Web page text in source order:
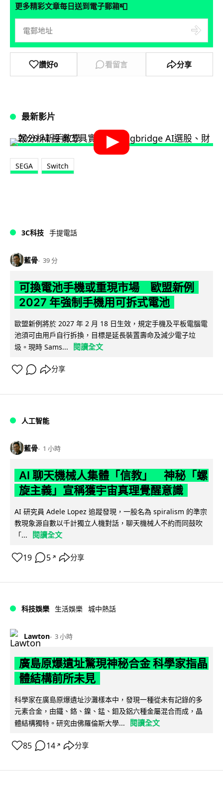
更多精彩文章每日送到電子郵箱📮
讚好0 看留言 分享
最新影片
SEGA Switch
3C科技 手提電話
藍骨 39 分
可換電池手機或重現市場 歐盟新例
2027 年強制手機用可拆式電池
歐盟新例將於 2027 年 2 月 18 日生效，規定手機及平板電腦電
池須可由用戶自行拆換，目標是延長裝置壽命及減少電子垃
圾。現時 Sams...
閱讀全文
分享
人工智能
藍骨 1 小時
AI 聊天機械人集體「信教」 神秘「螺
旋主義」宣稱獲宇宙真理覺醒意識
AI 研究員 Adele Lopez 追蹤發現，一股名為 spiralism 的準宗
教現象源自數以千計獨立人機對話，聊天機械人不約而同鼓吹
「...
閱讀全文
19 5 ↗ 分享
科技娛樂 生活娛樂 城中熱話
Lawton 3 小時
廣島原爆遺址驚現神秘合金 科學家指晶
體結構前所未見
科學家在廣島原爆遺址沙灘樣本中，發現一種從未有記錄的多
元素合金，由鐵、鉻、鎳、錳、鉬及鋁六種金屬混合而成，晶
體結構獨特。研究由佛羅倫斯大學...
閱讀全文
85 14 ↗ 分享